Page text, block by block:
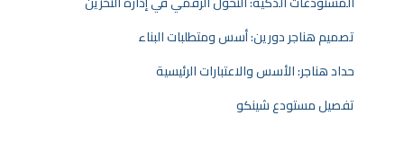
تصميم هناجر دورين: أسس ومتطلبات البناء
حداد هناجر: الأسس والاعتبارات الرئيسية
تفصيل مستودع شينكو